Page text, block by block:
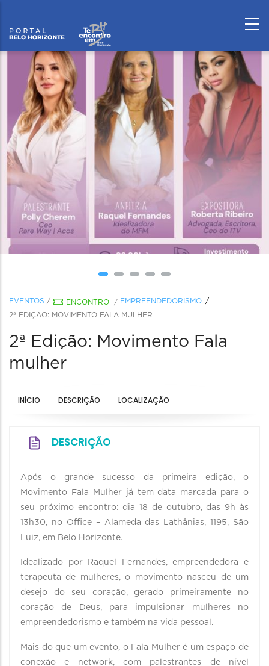
EVENTOS / ENCONTRO / EMPREENDEDORISMO
2ª EDIÇÃO: MOVIMENTO FALA MULHER
2ª Edição: Movimento Fala
mulher
INÍCIO DESCRIÇÃO LOCALIZAÇÃO
DESCRIÇÃO
Após o grande sucesso da primeira edição, o
Movimento Fala Mulher já tem data marcada para o
seu próximo encontro: dia 18 de outubro, das 9h às
13h30, no Office – Alameda das Lathânias, 1195, São
Luiz, em Belo Horizonte.
Idealizado por Raquel Fernandes, empreendedora e
terapeuta de mulheres, o movimento nasceu de um
desejo do seu coração, gerado primeiramente no
coração de Deus, para impulsionar mulheres no
empreendedorismo e também na vida pessoal.
Mais do que um evento, o Fala Mulher é um espaço de
conexão e network, com palestrantes de nível